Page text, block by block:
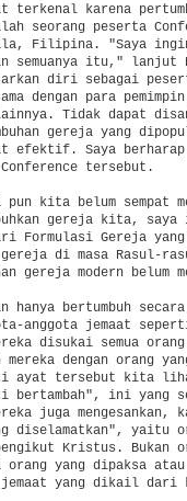
terkenal karena
seorang peserta
Filipina. "Saya
semuanya itu," lanjut
diri sebagai
dengan para
Tidak dapat
gereja yang
efektif. Saya
tersebut.
pun kita belum sempat
gereja kita, saya
Formulasi Gereja
di masa Rasul-
gereja modern belum
hanya bertumbuh
anggota jemaat
disukai semua
mereka dengan orang
ayat tersebut kita
bertambah", ini yang
juga mengesankan,
diselamatkan", yaitu
Kristus. Bukan
orang yang dipaksa
yang dikail dari